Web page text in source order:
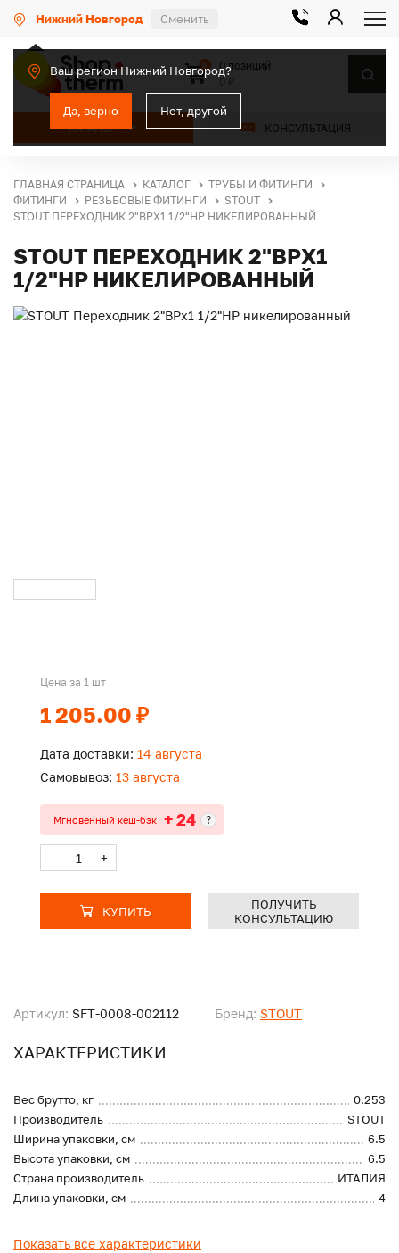
Нижний Новгород Сменить
Ваш регион Нижний Новгород?
Да, верно Нет, другой
КАТАЛОГ КОНСУЛЬТАЦИЯ
0
0 позиций
ГЛАВНАЯ СТРАНИЦА КАТАЛОГ
ТРУБЫ И ФИТИНГИ
ФИТИНГИ
РЕЗЬБОВЫЕ ФИТИНГИ
STOUT
STOUT ПЕРЕХОДНИК 2"ВРX1 1/2"НР НИКЕЛИРОВАННЫЙ
STOUT ПЕРЕХОДНИК 2"ВРX1
1/2"НР НИКЕЛИРОВАННЫЙ
Артикул: SFT-0008-002112 Бренд: STOUT
ХАРАКТЕРИСТИКИ
Вес брутто, кг
0.253
Производитель
STOUT
Ширина упаковки, см
6.5
Высота упаковки, см
6.5
Страна производитель
ИТАЛИЯ
Длина упаковки, см
4
Показать все характеристики
Цена за 1 шт
1 205.00 ₽
Дата доставки: 14 августа
Самовывоз: 13 августа
Мгновенный кеш-бэк + 24 ?
- +
КУПИТЬ
ПОЛУЧИТЬ
КОНСУЛЬТАЦИЮ